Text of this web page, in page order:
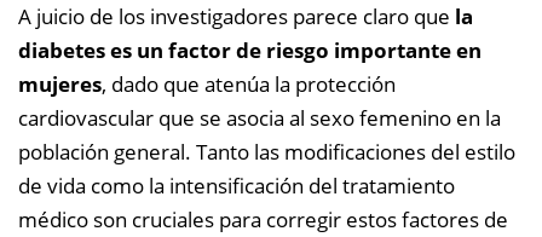
A juicio de los investigadores parece claro que la
diabetes es un factor de riesgo importante en
mujeres, dado que atenúa la protección
cardiovascular que se asocia al sexo femenino en la
población general. Tanto las modificaciones del estilo
de vida como la intensificación del tratamiento
médico son cruciales para corregir estos factores de